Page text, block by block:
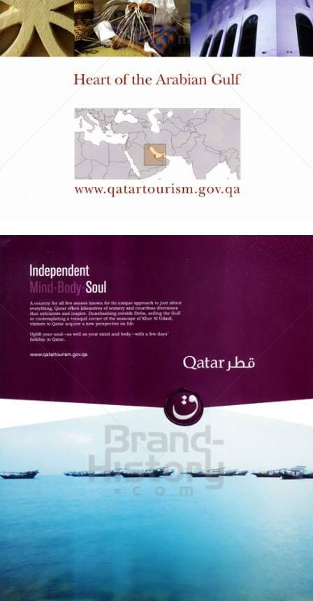
Qatar Tourism Qatar Tourism Authority 2006
Qatar Tourism Qatar Tourism Authority